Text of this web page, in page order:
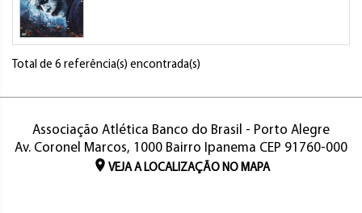
Total de 6 referência(s) encontrada(s)
Associação Atlética Banco do Brasil - Porto Alegre
Av. Coronel Marcos, 1000 Bairro Ipanema CEP 91760-000
VEJA A LOCALIZAÇÃO NO MAPA